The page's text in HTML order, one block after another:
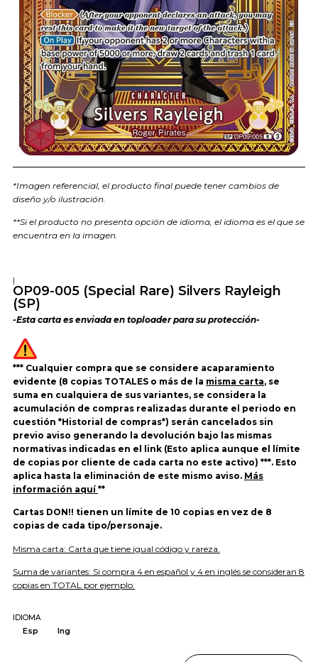
*Imagen referencial, el producto final puede tener cambios de
diseño y/o ilustración.
**Si el producto no presenta opción de idioma, el idioma es el que se
encuentra en la imagen.
|
OP09-005 (Special Rare) Silvers Rayleigh
(SP)
-Esta carta es enviada en toploader para su protección-
*** Cualquier compra que se considere acaparamiento
evidente (8 copias TOTALES o más de la misma carta, se
suma en cualquiera de sus variantes, se considera la
acumulación de compras realizadas durante el periodo en
cuestión *Historial de compras*) serán cancelados sin
previo aviso generando la devolución bajo las mismas
normativas indicadas en el link (Esto aplica aunque el límite
de copias por cliente de cada carta no este activo) ***. Esto
aplica hasta la eliminación de este mismo aviso. Más
información aquí **
Cartas DON!! tienen un límite de 10 copias en vez de 8
copias de cada tipo/personaje.
Misma carta: Carta que tiene igual código y rareza.
Suma de variantes: Si compra 4 en español y 4 en inglés se consideran 8
copias en TOTAL por ejemplo.
IDIOMA
Esp
Ing